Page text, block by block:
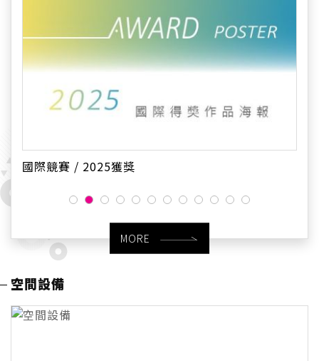
國際競賽 / 2025獲獎
MORE
空間設備